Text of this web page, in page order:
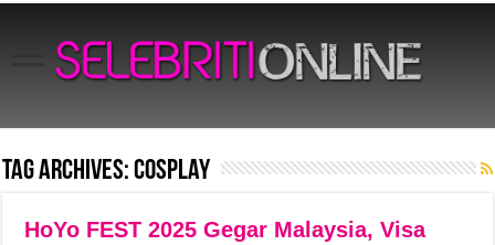
Tag Archives:cosplay
HoYo FEST 2025 Gegar Malaysia, Visa